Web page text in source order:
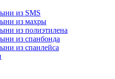
из SMS
из махры
из полиэтилена
из спанбонда
из спанлейса